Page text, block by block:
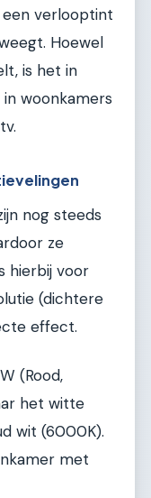
verlooptint
Hoewel
is het in
woonkamers
nog steeds
ze
hierbij voor
(dichtere
effect.
(Rood,
het witte
wit (6000K).
met